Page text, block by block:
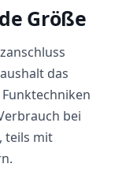
Größe
das
bei
teils mit